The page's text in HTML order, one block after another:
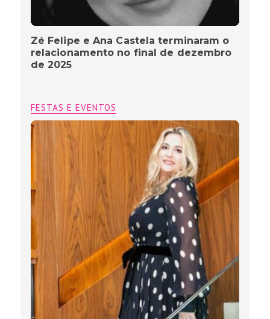
Zé Felipe e Ana Castela terminaram o
relacionamento no final de dezembro
de 2025
FESTAS E EVENTOS